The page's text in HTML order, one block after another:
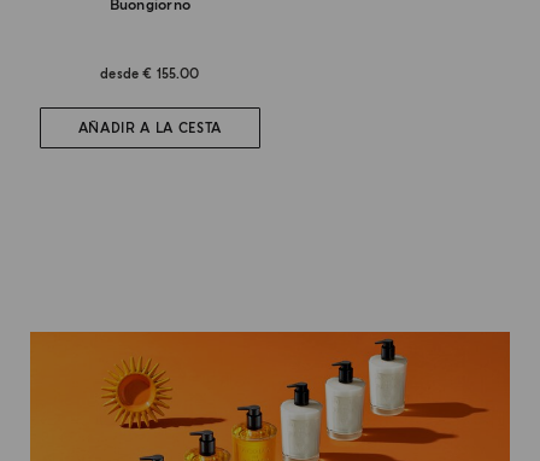
Buongiorno
desde€ 155.00
AÑADIR A LA CESTA